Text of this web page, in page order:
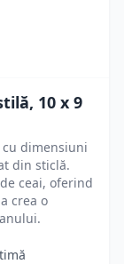
10 x 9
dimensiuni
din sticlă.
ceai, oferind
crea o